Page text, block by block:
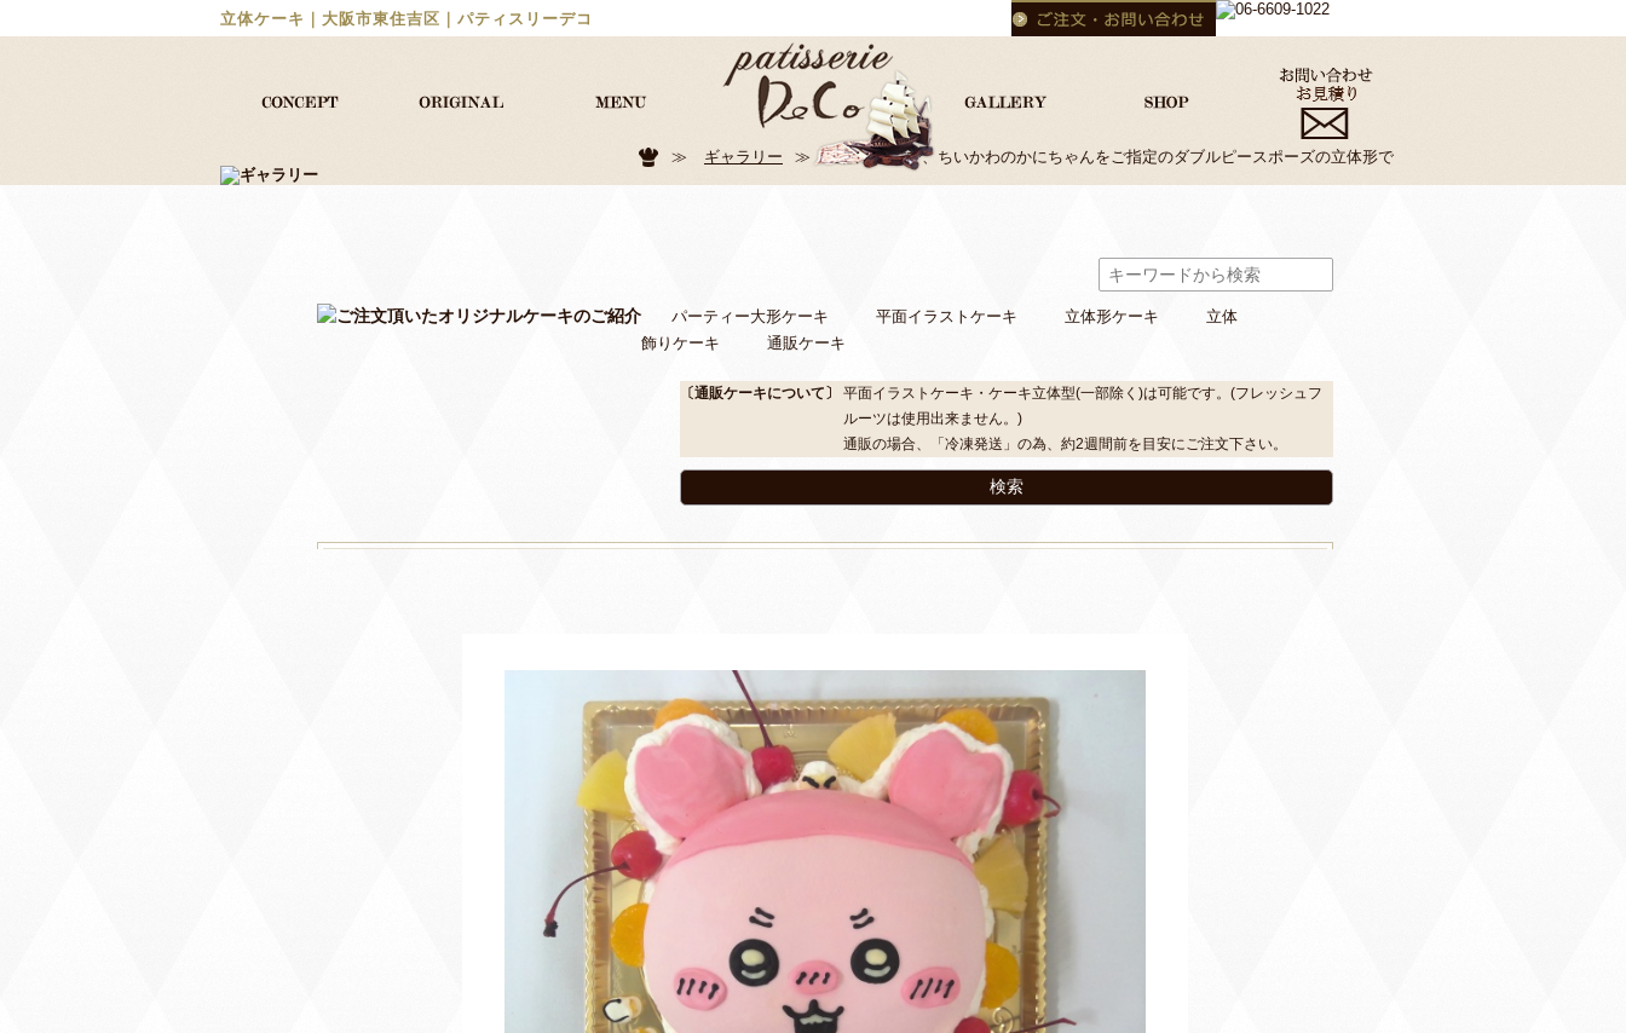
立体ケーキ｜大阪市東住吉区｜パティスリーデコ
≫ ギャラリー ≫ 通販ケーキで、ちいかわのかにちゃんをご指定のダブルピースポーズの立体形で
パーティー大形ケーキ 平面イラストケーキ 立体形ケーキ
立体
飾りケーキ
通販ケーキ
〔通販ケーキについて〕
平面イラストケーキ・ケーキ立体型(一部除く)は可能です。(フレッシュフ
ルーツは使用出来ません。)
通販の場合、「冷凍発送」の為、約2週間前を目安にご注文下さい。